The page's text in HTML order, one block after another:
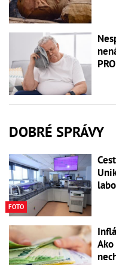
DOBRÉ SPRÁVY
FOTO